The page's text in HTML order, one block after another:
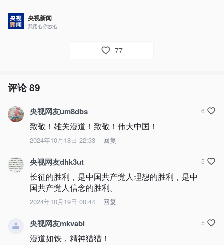
央视新闻
我用心你放心
77
评论89
央视网友um8dbs
致敬！雄关漫道！致敬！伟大中国！
2024年10月18日 22:33 回复
6
央视网友dhk3ut
长征的胜利，是中国共产党人理想的胜利，是中
国共产党人信念的胜利。
2024年10月19日 00:44 回复
5
央视网友mkvabl
漫道如铁，精神猎猎！
5